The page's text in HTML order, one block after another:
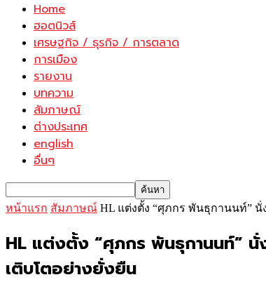
Home
ฮอตนิวส์
เศรษฐกิจ / ธุรกิจ / การตลาด
การเมือง
รายงาน
บทความ
สัมภาษณ์
ต่างประเทศ
english
อื่นๆ
หน้าแรก สัมภาษณ์ HL แต่งตั้ง “ศุภกร พันธุกานนท์” นั่
HL แต่งตั้ง “ศุภกร พันธุกานนท์” นั่ง
เติบโตอย่างยั่งยืน